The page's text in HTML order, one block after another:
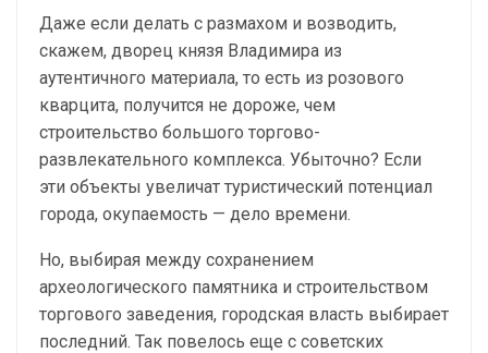
Даже если делать с размахом и возводить,
скажем, дворец князя Владимира из
аутентичного материала, то есть из розового
кварцита, получится не дороже, чем
строительство большого торгово-
развлекательного комплекса. Убыточно? Если
эти объекты увеличат туристический потенциал
города, окупаемость — дело времени.
Но, выбирая между сохранением
археологического памятника и строительством
торгового заведения, городская власть выбирает
последний. Так повелось еще с советских